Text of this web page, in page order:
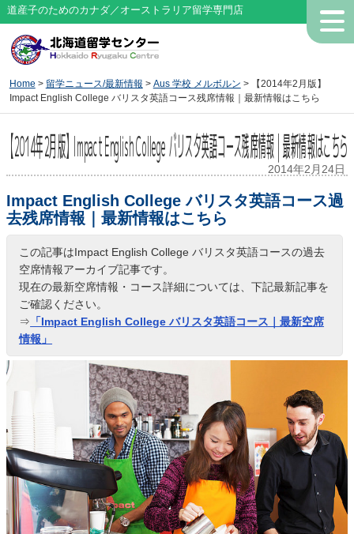
道産子のためのカナダ／オーストラリア留学専門店
Home > 留学ニュース/最新情報 > Aus 学校 メルボルン > 【2014年2月版】
Impact English College バリスタ英語コース残席情報｜最新情報はこちら
【2014年2月版】Impact English College バリスタ英語コース残席情報｜最新情報はこちら
2014年2月24日
Impact English College バリスタ英語コース過
去残席情報｜最新情報はこちら
この記事はImpact English College バリスタ英語コースの過去
空席情報アーカイブ記事です。
現在の最新空席情報・コース詳細については、下記最新記事を
ご確認ください。
⇒ 「Impact English College バリスタ英語コース｜最新空席
情報」